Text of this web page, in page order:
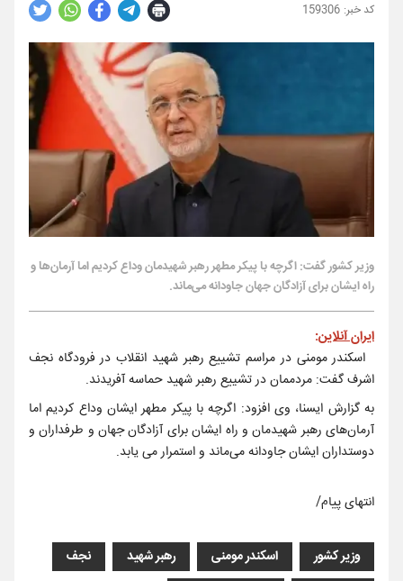
159306
وزیر کشور گفت: اگرچه با پیکر مطهر رهبر شهیدمان وداع کردیم اما آرمان‌ها و
راه ایشان برای آزادگان جهان جاودانه می‌ماند.
ایران آنلاین:
اسکندر مومنی در مراسم تشییع رهبر شهید انقلاب در فرودگاه نجف
اشرف گفت: مردممان در تشییع رهبر شهید حماسه آفریدند.
به گزارش ایسنا، وی افزود: اگرچه با پیکر مطهر ایشان وداع کردیم اما
آرمان‌های رهبر شهیدمان و راه ایشان برای آزادگان جهان و طرفداران و
دوستداران ایشان جاودانه می‌ماند و استمرار می یابد.
انتهای پیام/
وزیر کشور اسکندر مومنی رهبر شهید
نجف